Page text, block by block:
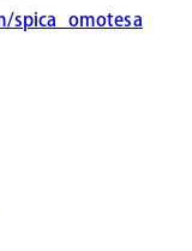
spica_omotesa